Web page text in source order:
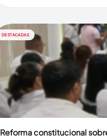
DESTACADAS
Reforma constitucional